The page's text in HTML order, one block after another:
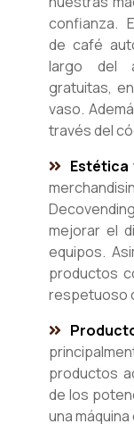
confianza.
de café
largo del
gratuitas,
vaso.
través del
Estética
mejorar el
equipos.
productos
respetuoso
productos
de los
una